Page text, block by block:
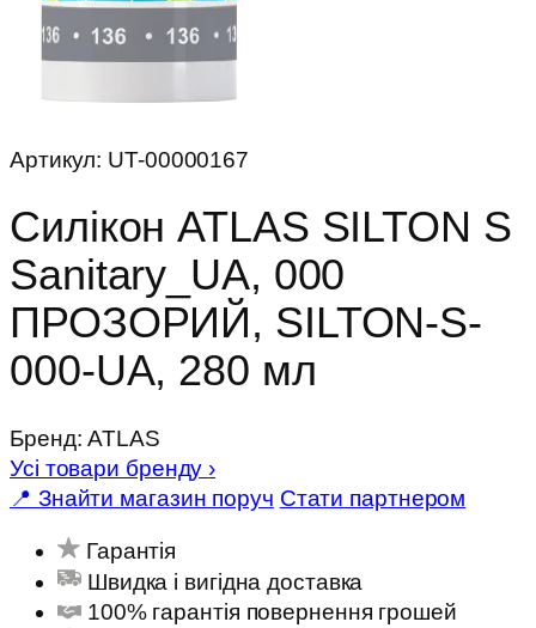
Артикул: UT-00000167
Силікон ATLAS SILTON S
Sanitary_UA, 000
ПРОЗОРИЙ, SILTON-S-
000-UA, 280 мл
Бренд:ATLAS
Усі товари бренду ›
📍 Знайти магазин поруч Стати партнером
Гарантія
Швидка і вигідна доставка
100% гарантія повернення грошей